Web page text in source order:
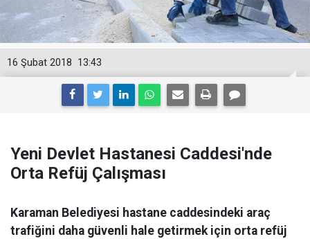
13:43
16 Şubat 2018
Yeni Devlet Hastanesi Caddesi'nde
Orta Refüj Çalışması
Karaman Belediyesi hastane caddesindeki araç
trafiğini daha güvenli hale getirmek için orta refüj